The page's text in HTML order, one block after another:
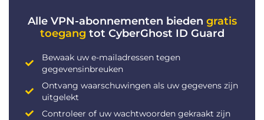
Alle VPN-abonnementen bieden gratis
toegang tot CyberGhost ID Guard
Bewaak uw e-mailadressen tegen
gegevensinbreuken
Ontvang waarschuwingen als uw gegevens zijn
uitgelekt
Controleer of uw wachtwoorden gekraakt zijn